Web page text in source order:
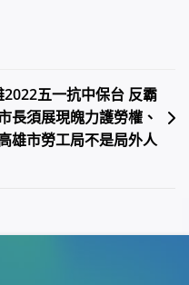
五一抗中保台 反霸
長須展現魄力護勞權、
雄市勞工局不是局外人